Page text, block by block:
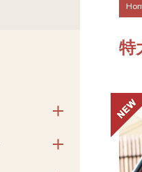
特